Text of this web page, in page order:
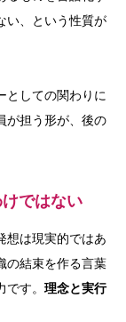
い、という性質が
としての関わりに
が担う形が、後の
ではない
想は現実的ではあ
の結束を作る言葉
す。 理念と実行